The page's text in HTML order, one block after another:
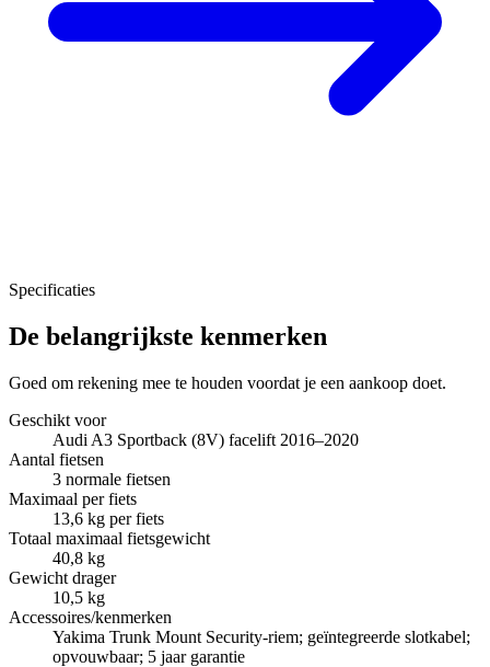
Specificaties
De belangrijkste kenmerken
Goed om rekening mee te houden voordat je een aankoop doet.
Geschikt voor
Audi A3 Sportback (8V) facelift 2016–2020
Aantal fietsen
3 normale fietsen
Maximaal per fiets
13,6 kg per fiets
Totaal maximaal fietsgewicht
40,8 kg
Gewicht drager
10,5 kg
Accessoires/kenmerken
Yakima Trunk Mount Security-riem; geïntegreerde slotkabel;
opvouwbaar; 5 jaar garantie